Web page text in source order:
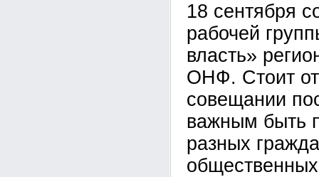
18 сентября
рабочей
власть»
ОНФ. Стоит
совещании
важным быть
разных